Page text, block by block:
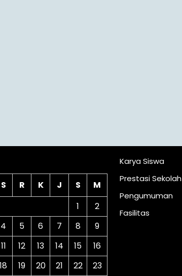
S R K J S
M
1
2
4 5 6 7 8
9
11 12 13 14 15
16
18 19 20 21 22 23
Karya Siswa
Prestasi Sekolah
Pengumuman
Fasilitas